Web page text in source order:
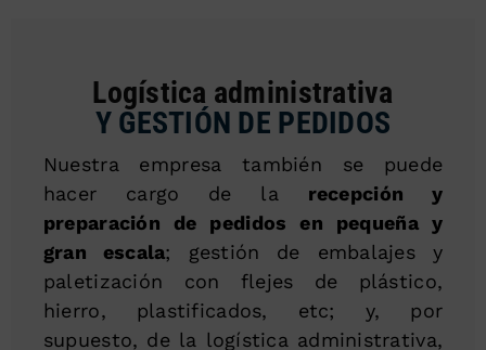
Logística administrativa
Y GESTIÓN DE PEDIDOS
Nuestra empresa también se puede
hacer cargo de la recepción y
preparación de pedidos en pequeña y
gran escala; gestión de embalajes y
paletización con flejes de plástico,
hierro, plastificados, etc; y, por
supuesto, de la logística administrativa,